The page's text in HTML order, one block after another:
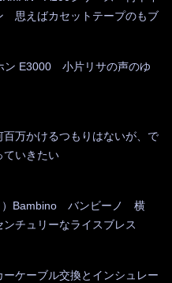
思えばカセットテープのもブ
ン E3000 小片リサの声のゆ
万かけるつもりはないが、で
ていきたい
）Bambino バンビーノ 横
チュリーなライスブレス
ーケーブル交換とインシュレー